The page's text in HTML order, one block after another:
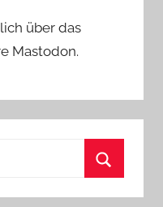
über das
Mastodon.